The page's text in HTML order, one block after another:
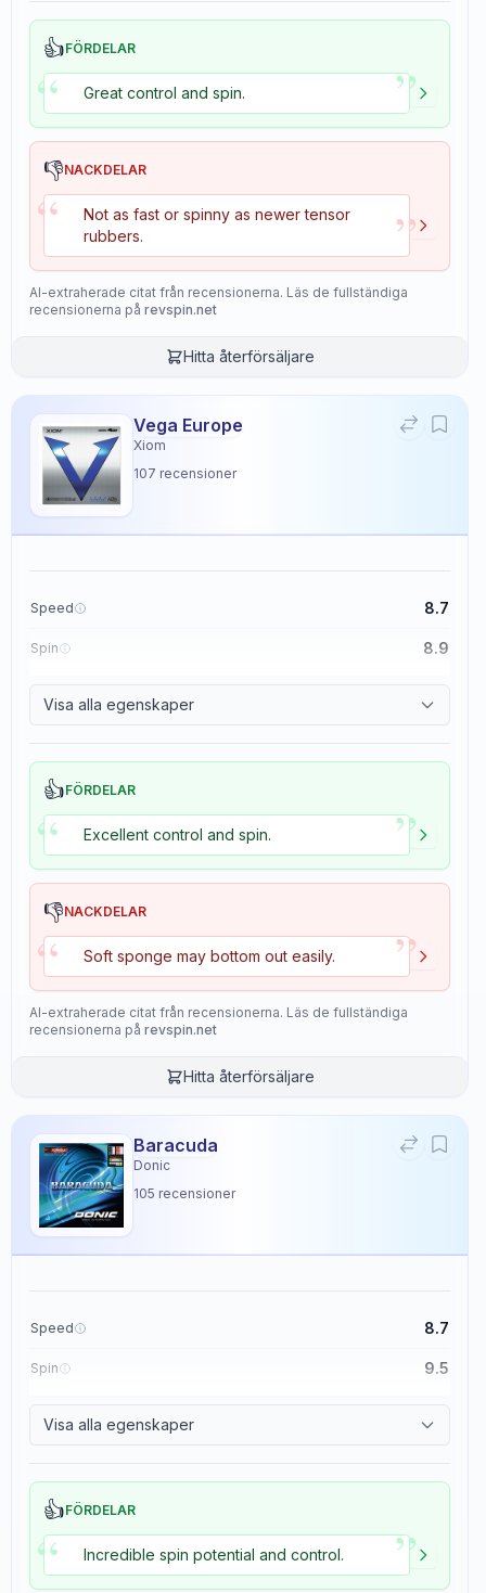
👍FÖRDELAR
“ Great control and spin. ”
👎NACKDELAR
“
Not as fast or spinny as newer tensor
rubbers.
”
AI-extraherade citat från recensionerna. Läs de fullständiga
recensionerna på revspin.net
Hitta återförsäljare
Vega Europe
Xiom
107 recensioner
Speed 8.7
Spin 8.9
Visa alla egenskaper
👍FÖRDELAR
“ Excellent control and spin. ”
👎NACKDELAR
“ Soft sponge may bottom out easily. ”
AI-extraherade citat från recensionerna. Läs de fullständiga
recensionerna på revspin.net
Hitta återförsäljare
Baracuda
Donic
105 recensioner
Speed 8.7
Spin 9.5
Visa alla egenskaper
👍FÖRDELAR
“ Incredible spin potential and control. ”